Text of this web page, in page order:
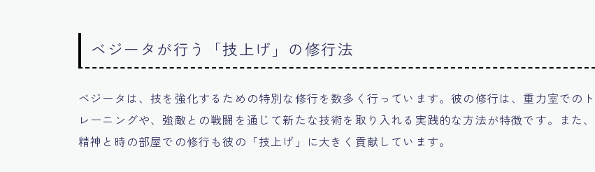
ベジータが行う「技上げ」の修行法
ベジータは、技を強化するための特別な修行を数多く行っています。彼の修行は、重力室でのト
レーニングや、強敵との戦闘を通じて新たな技術を取り入れる実践的な方法が特徴です。また、
精神と時の部屋での修行も彼の「技上げ」に大きく貢献しています。